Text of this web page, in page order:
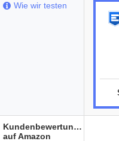
Wie wir testen
Kundenbewertungen
auf Amazon